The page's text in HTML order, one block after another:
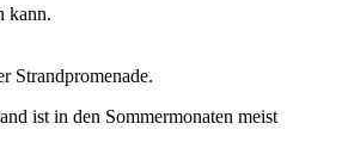
kann.
Strandpromenade.
ist in den Sommermonaten meist